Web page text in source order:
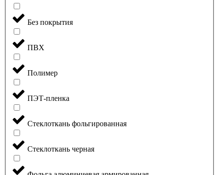
Без покрытия
ПВХ
Полимер
ПЭТ-пленка
Стеклоткань фольгированная
Стеклоткань черная